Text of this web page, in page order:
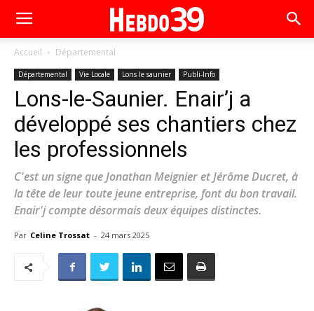
Accueil Départemental
Départemental Vie Locale Lons le saunier Publi-Info
Lons-le-Saunier. Enair’j a
développé ses chantiers chez
les professionnels
C'est un signe que Jonathan Meignier et Jérôme Ducret, à
la tête de leur toute jeune entreprise, font du bon travail.
Enair'j compte désormais deux équipes distinctes.
Par Celine Trossat - 24 mars 2025